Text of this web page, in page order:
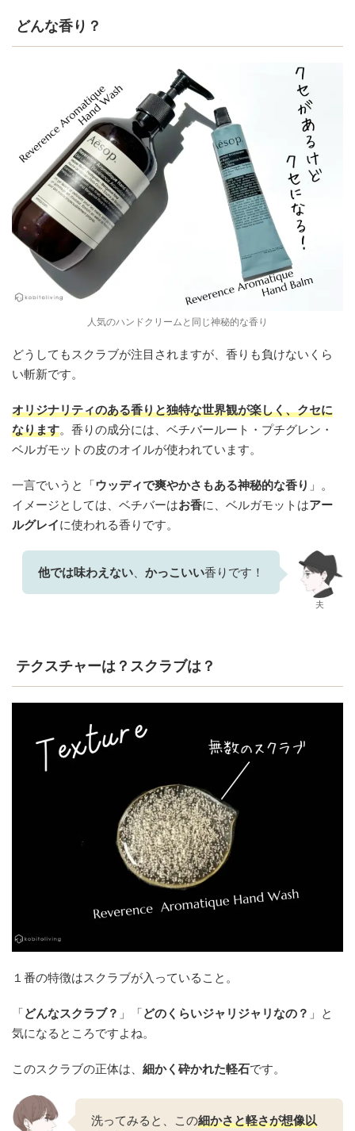
どんな香り？
人気のハンドクリームと同じ神秘的な香り
どうしてもスクラブが注目されますが、香りも負けないくら
い斬新です。
オリジナリティのある香りと独特な世界観が楽しく、クセに
なります。香りの成分には、ベチバールート・プチグレン・
ベルガモットの皮のオイルが使われています。
一言でいうと「ウッディで爽やかさもある神秘的な香り 」。
イメージとしては、ベチバーはお香に、ベルガモットはアー
ルグレイに使われる香りです。
他では味わえない、 かっこいい香りです！
夫
テクスチャーは？スクラブは？
１番の特徴はスクラブが入っていること。
「どんなスクラブ？ 」「どのくらいジャリジャリなの？ 」と
気になるところですよね。
このスクラブの正体は、 細かく砕かれた軽石です。
洗ってみると、この細かさと軽さが想像以